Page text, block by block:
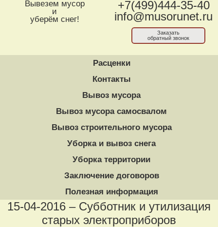
Вывезем мусор
и
уберём снег!
+7(499)444-35-40
info@musorunet.ru
Заказать
обратный звонок
Расценки
Контакты
Вывоз мусора
Вывоз мусора самосвалом
Вывоз строительного мусора
Уборка и вывоз снега
Уборка территории
Заключение договоров
Полезная информация
15-04-2016 – Субботник и утилизация
старых электроприборов